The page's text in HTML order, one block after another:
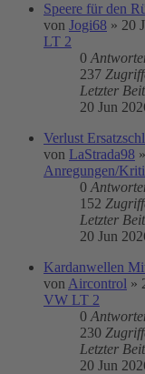
Speere für den
von Jogi68 » 20
LT 2
0
237
Letzter
20 Jun
Verlust
von LaStrada98 »
Anregungen/
0
152
Letzter
20 Jun
Kardanwellen
von Aircontrol »
VW LT 2
0
230
Letzter
20 Jun